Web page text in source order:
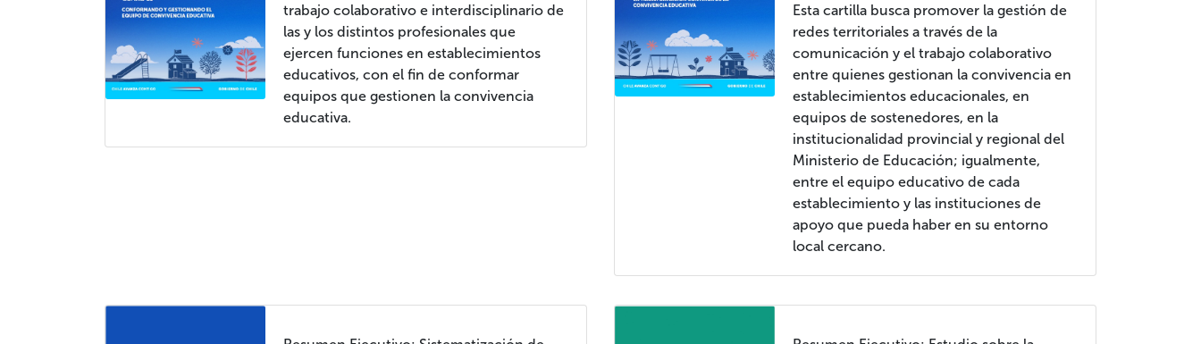
trabajo colaborativo e interdisciplinario de
las y los distintos profesionales que
ejercen funciones en establecimientos
educativos, con el fin de conformar
equipos que gestionen la convivencia
educativa.
Esta cartilla busca promover la gestión de
redes territoriales a través de la
comunicación y el trabajo colaborativo
entre quienes gestionan la convivencia en
establecimientos educacionales, en
equipos de sostenedores, en la
institucionalidad provincial y regional del
Ministerio de Educación; igualmente,
entre el equipo educativo de cada
establecimiento y las instituciones de
apoyo que pueda haber en su entorno
local cercano.